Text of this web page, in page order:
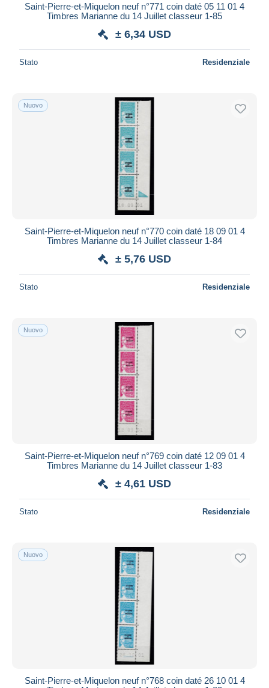
Saint-Pierre-et-Miquelon neuf n°771 coin daté 05 11 01 4
Timbres Marianne du 14 Juillet classeur 1-85
± 6,34 USD
Stato Residenziale
Nuovo
Saint-Pierre-et-Miquelon neuf n°770 coin daté 18 09 01 4
Timbres Marianne du 14 Juillet classeur 1-84
± 5,76 USD
Stato Residenziale
Nuovo
Saint-Pierre-et-Miquelon neuf n°769 coin daté 12 09 01 4
Timbres Marianne du 14 Juillet classeur 1-83
± 4,61 USD
Stato Residenziale
Nuovo
Saint-Pierre-et-Miquelon neuf n°768 coin daté 26 10 01 4